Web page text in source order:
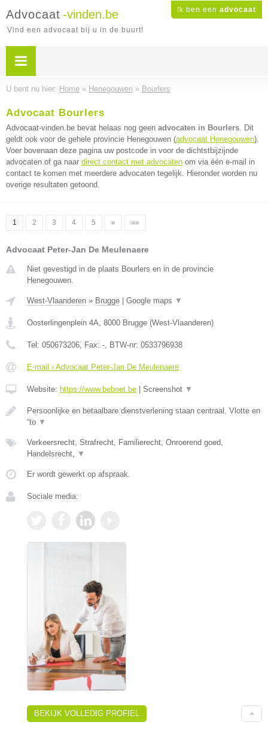
Ik ben een advocaat
Advocaat -vinden.be
Vind een advocaat bij u in de buurt!
U bent nu hier: Home » Henegouwen » Bourlers
Advocaat Bourlers
Advocaat-vinden.be bevat helaas nog geen advocaten in Bourlers. Dit
geldt ook voor de gehele provincie Henegouwen (advocaat Henegouwen).
Voer bovenaan deze pagina uw postcode in voor de dichtstbijzijnde
advocaten of ga naar direct contact met advocaten om via één e-mail in
contact te komen met meerdere advocaten tegelijk. Hieronder worden nu
overige resultaten getoond.
1 2 3 4 5 » »»
Advocaat Peter-Jan De Meulenaere
Niet gevestigd in de plaats Bourlers en in de provincie
Henegouwen.
West-Vlaanderen » Brugge Google maps ▼
Oosterlingenplein 4A, 8000 Brugge (West-Vlaanderen)
Tel: 050673206, Fax: -, BTW-nr: 0533796938
E-mail › Advocaat Peter-Jan De Meulenaere
Website: https://www.beboet.be Screenshot ▼
Persoonlijke en betaalbare dienstverlening staan centraal. Vlotte en
“to ▼
Verkeersrecht, Strafrecht, Familierecht, Onroerend goed,
Handelsrecht, ▼
Er wordt gewerkt op afspraak.
Sociale media:
BEKIJK VOLLEDIG PROFIEL